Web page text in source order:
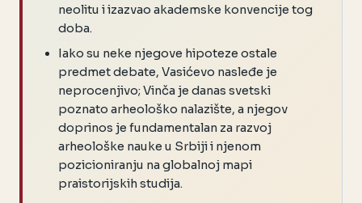
neolitu i izazvao akademske konvencije tog
doba.
Iako su neke njegove hipoteze ostale
predmet debate, Vasićevo nasleđe je
neprocenjivo; Vinča je danas svetski
poznato arheološko nalazište, a njegov
doprinos je fundamentalan za razvoj
arheološke nauke u Srbiji i njenom
pozicioniranju na globalnoj mapi
praistorijskih studija.